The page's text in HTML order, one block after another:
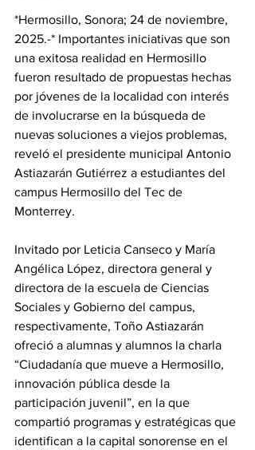
*Hermosillo, Sonora; 24 de noviembre,
2025.-* Importantes iniciativas que son
una exitosa realidad en Hermosillo
fueron resultado de propuestas hechas
por jóvenes de la localidad con interés
de involucrarse en la búsqueda de
nuevas soluciones a viejos problemas,
reveló el presidente municipal Antonio
Astiazarán Gutiérrez a estudiantes del
campus Hermosillo del Tec de
Monterrey.
Invitado por Leticia Canseco y María
Angélica López, directora general y
directora de la escuela de Ciencias
Sociales y Gobierno del campus,
respectivamente, Toño Astiazarán
ofreció a alumnas y alumnos la charla
“Ciudadanía que mueve a Hermosillo,
innovación pública desde la
participación juvenil”, en la que
compartió programas y estratégicas que
identifican a la capital sonorense en el